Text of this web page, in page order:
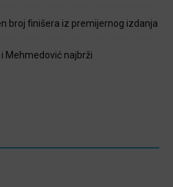
broj finišera iz premijernog izdanja
Mehmedović najbrži